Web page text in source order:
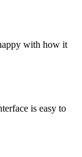
with how it
is easy to